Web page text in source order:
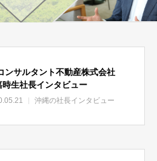
ンサルタント不動産株式会社
時生社長インタビュー
沖縄の社長インタビュー